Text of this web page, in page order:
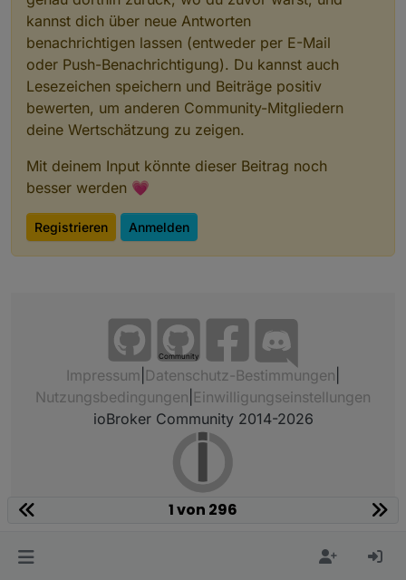
kannst dich über neue Antworten
benachrichtigen lassen (entweder per E-Mail
oder Push-Benachrichtigung). Du kannst auch
Lesezeichen speichern und Beiträge positiv
bewerten, um anderen Community-Mitgliedern
deine Wertschätzung zu zeigen.
Mit deinem Input könnte dieser Beitrag noch
besser werden 💗
Registrieren Anmelden
Community
Impressum Datenschutz-Bestimmungen
Nutzungsbedingungen Einwilligungseinstellungen
ioBroker Community 2014-2026
1 von 296